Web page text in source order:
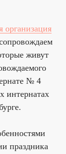
организация
живут
№ 4
интернатах
праздника